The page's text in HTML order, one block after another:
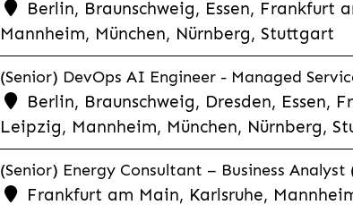
Berlin, Braunschweig, Essen, Frankfurt
Mannheim, München, Nürnberg, Stuttgart
(Senior) DevOps AI Engineer - Managed
Berlin, Braunschweig, Dresden, Essen,
Leipzig, Mannheim, München, Nürnberg,
(Senior) Energy Consultant – Business Analyst
Frankfurt am Main, Karlsruhe,